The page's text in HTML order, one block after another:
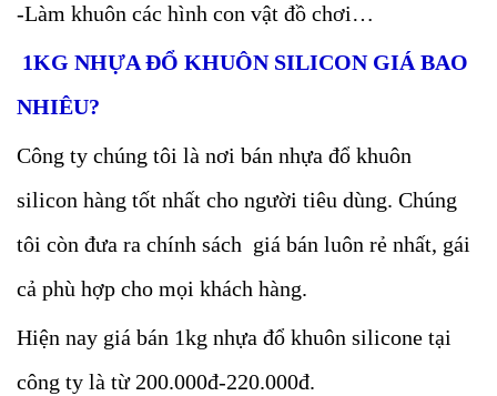
-Làm khuôn các hình con vật đồ chơi…
1KG NHỰA ĐỔ KHUÔN SILICON GIÁ BAO
NHIÊU?
Công ty chúng tôi là nơi bán nhựa đổ khuôn
silicon hàng tốt nhất cho người tiêu dùng. Chúng
tôi còn đưa ra chính sách giá bán luôn rẻ nhất, gái
cả phù hợp cho mọi khách hàng.
Hiện nay giá bán 1kg nhựa đổ khuôn silicone tại
công ty là từ 200.000đ-220.000đ.